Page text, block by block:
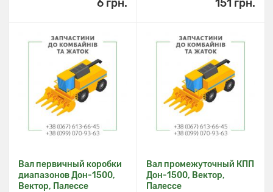
6 грн. 151 грн.
Вал первичный коробки
диапазонов Дон-1500,
Вектор, Палессе
Вал промежуточный КПП
Дон-1500, Вектор,
Палессе